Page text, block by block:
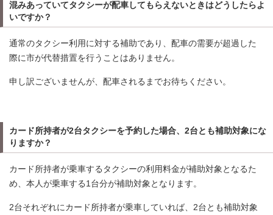
混みあっていてタクシーが配車してもらえないときはどうしたらよ
いですか？
通常のタクシー利用に対する補助であり、配車の需要が超過した
際に市が代替措置を行うことはありません。
申し訳ございませんが、配車されるまでお待ちください。
カード所持者が2台タクシーを予約した場合、2台とも補助対象にな
りますか？
カード所持者が乗車するタクシーの利用料金が補助対象となるた
め、本人が乗車する1台分が補助対象となります。
2台それぞれにカード所持者が乗車していれば、2台とも補助対象